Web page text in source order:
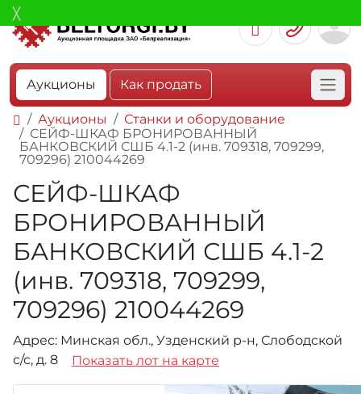
Аукционы Как продать
Аукционы
Станки и оборудование
СЕЙФ-ШКАФ БРОНИРОВАННЫЙ
БАНКОВСКИЙ СШБ 4.1-2 (инв. 709318, 709299,
709296) 210044269
СЕЙФ-ШКАФ
БРОНИРОВАННЫЙ
БАНКОВСКИЙ СШБ 4.1-2
(инв. 709318, 709299,
709296) 210044269
Адрес: Минская обл., Узденский р-н, Слободской
с/с, д. 8
Показать лот на карте